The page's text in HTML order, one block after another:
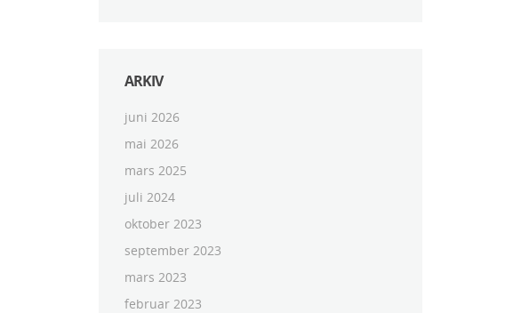
ARKIV
juni 2026
mai 2026
mars 2025
juli 2024
oktober 2023
september 2023
mars 2023
februar 2023